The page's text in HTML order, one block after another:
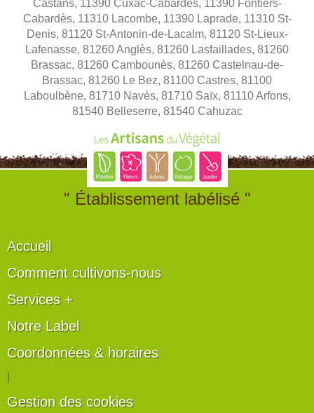
Castans, 11390 Cuxac-Cabardès, 11390 Fontiers-
Cabardès, 11310 Lacombe, 11390 Laprade, 11310 St-
Denis, 81120 St-Antonin-de-Lacalm, 81120 St-Lieux-
Lafenasse, 81260 Anglès, 81260 Lasfaillades, 81260
Brassac, 81260 Cambounès, 81260 Castelnau-de-
Brassac, 81260 Le Bez, 81100 Castres, 81100
Laboulbène, 81710 Navès, 81710 Saïx, 81110 Arfons,
81540 Belleserre, 81540 Cahuzac
" Établissement labélisé "
Accueil
Comment cultivons-nous
Services +
Notre Label
Coordonnées & horaires
Gestion des cookies